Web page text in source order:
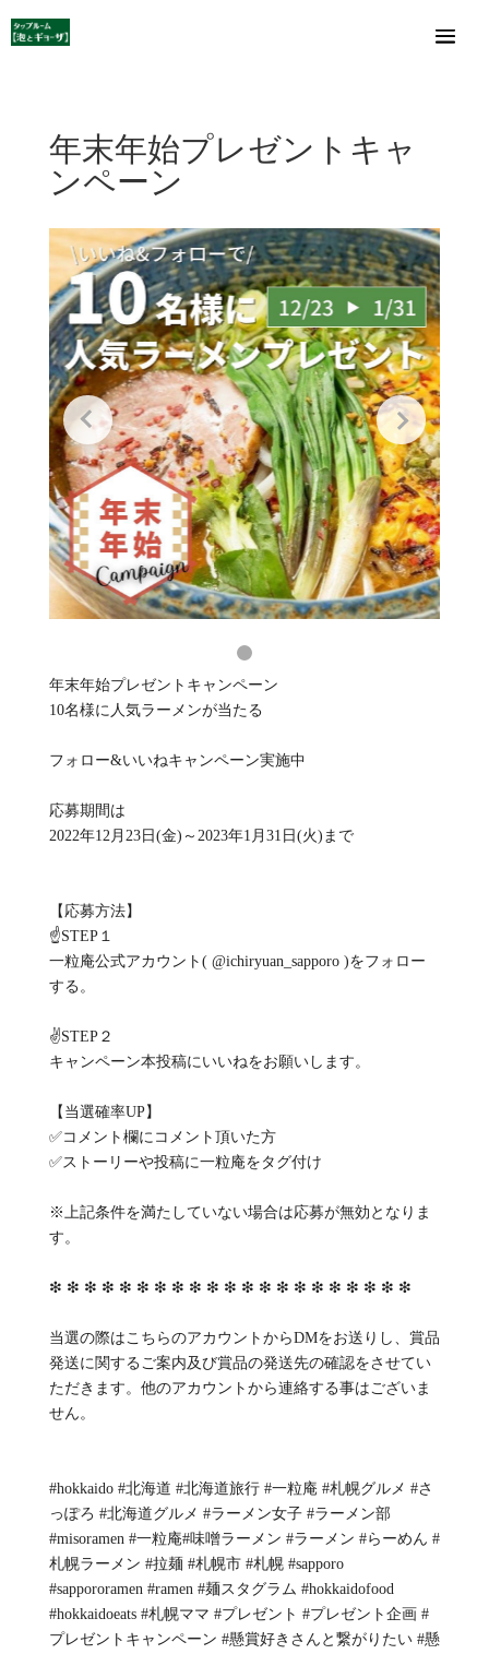
年末年始プレゼントキャ
ンペーン
年末年始プレゼントキャンペーン
10名様に人気ラーメンが当たる
フォロー&いいねキャンペーン実施中
応募期間は
2022年12月23日(金)～2023年1月31日(火)まで
【応募方法】
☝️STEP１
一粒庵公式アカウント( @ichiryuan_sapporo )をフォロー
する。
✌️STEP２
キャンペーン本投稿にいいねをお願いします。
【当選確率UP】
✅コメント欄にコメント頂いた方
✅ストーリーや投稿に一粒庵をタグ付け
※上記条件を満たしていない場合は応募が無効となりま
す。
❇︎ ❇︎ ❇︎ ❇︎ ❇︎ ❇︎ ❇︎ ❇︎ ❇︎ ❇︎ ❇︎ ❇︎ ❇︎ ❇︎ ❇︎ ❇︎ ❇︎ ❇︎ ❇︎ ❇︎ ❇︎
当選の際はこちらのアカウントからDMをお送りし、賞品
発送に関するご案内及び賞品の発送先の確認をさせてい
ただきます。他のアカウントから連絡する事はございま
せん。
#hokkaido #北海道 #北海道旅行 #一粒庵 #札幌グルメ #さ
っぽろ #北海道グルメ #ラーメン女子 #ラーメン部
#misoramen #一粒庵#味噌ラーメン #ラーメン #らーめん #
札幌ラーメン #拉麺 #札幌市 #札幌 #sapporo
#sappororamen #ramen #麺スタグラム #hokkaidofood
#hokkaidoeats #札幌ママ #プレゼント #プレゼント企画 #
プレゼントキャンペーン #懸賞好きさんと繋がりたい #懸